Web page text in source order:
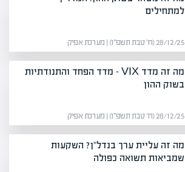
למתחילים
28/12/25 (ח׳ טבת תשפ״ו) | מערכת אפיק
מה זה מדד VIX – מדד הפחד והתנודתיות
בשוק ההון
28/12/25 (ח׳ טבת תשפ״ו) | מערכת אפיק
מה זה עליית ערך בנדל"ן? השקעות
שמביאות תשואה כפולה